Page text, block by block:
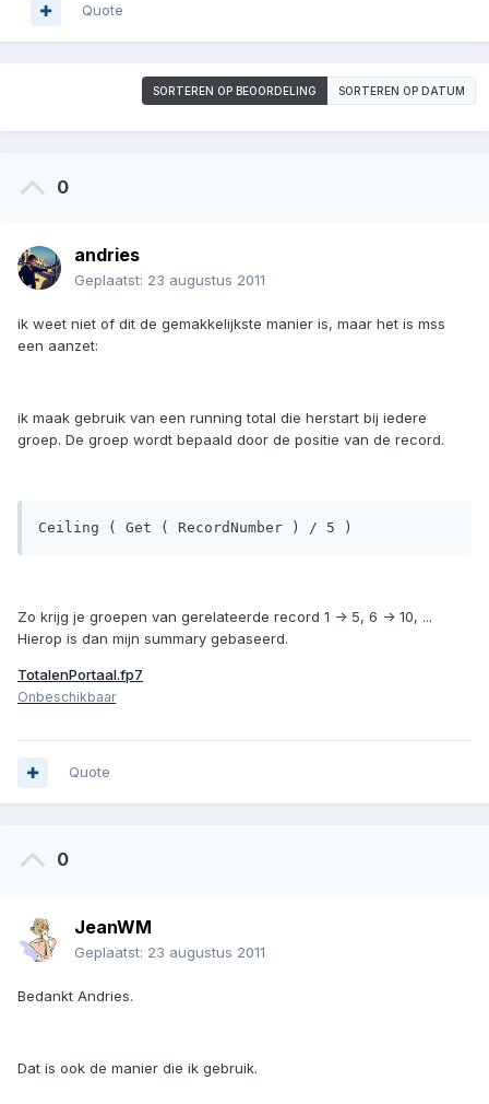
Quote
SORTEREN OP BEOORDELING SORTEREN OP DATUM
0
andries
Geplaatst: 23 augustus 2011
ik weet niet of dit de gemakkelijkste manier is, maar het is mss
een aanzet:
ik maak gebruik van een running total die herstart bij iedere
groep. De groep wordt bepaald door de positie van de record.
Zo krijg je groepen van gerelateerde record 1 -> 5, 6 -> 10, ...
Hierop is dan mijn summary gebaseerd.
TotalenPortaal.fp7
Onbeschikbaar
Quote
0
JeanWM
Geplaatst: 23 augustus 2011
Bedankt Andries.
Dat is ook de manier die ik gebruik.